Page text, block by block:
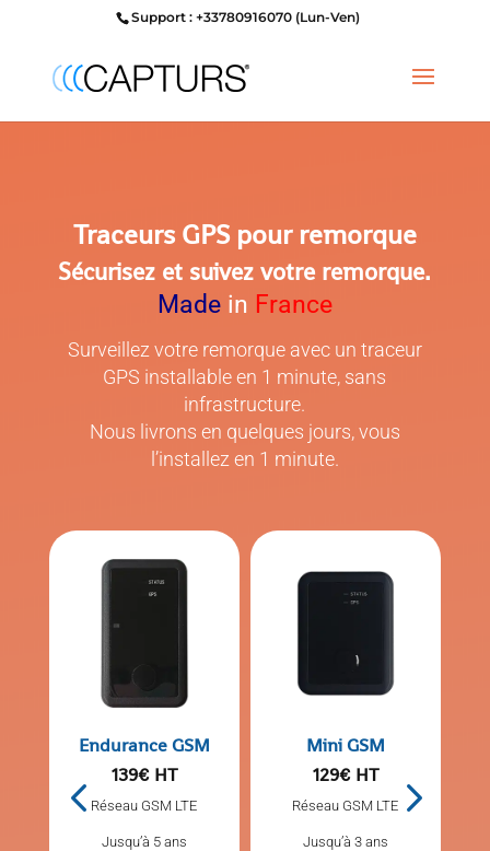
Support : +33780916070 (Lun-Ven)
Traceurs GPS pour remorque
Sécurisez et suivez votre remorque.
Madein France
Surveillez votre remorque avec un traceur
GPS installable en 1 minute, sans
infrastructure.
Nous livrons en quelques jours, vous
l’installez en 1 minute.
Endurance GSM
139€ HT
Réseau GSM LTE
Jusqu’à 5 ans
Mini GSM
129€ HT
Réseau GSM LTE
Jusqu’à 3 ans